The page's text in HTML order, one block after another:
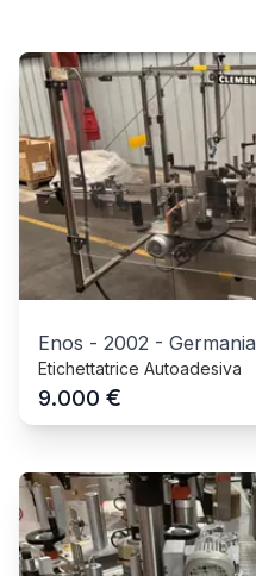
Enos - 2002 - Germania
Etichettatrice Autoadesiva
9.000 €